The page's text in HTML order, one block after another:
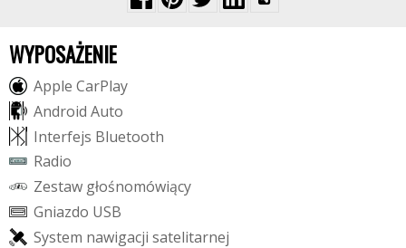
WYPOSAŻENIE
Apple CarPlay
Android Auto
Interfejs Bluetooth
Radio
Zestaw głośnomówiący
Gniazdo USB
System nawigacji satelitarnej